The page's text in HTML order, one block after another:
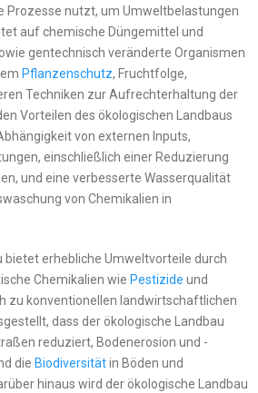
Prozesse nutzt, um Umweltbelastungen
auf chemische Düngemittel und
gentechnisch veränderte Organismen
Pflanzenschutz, Fruchtfolge,
Techniken zur Aufrechterhaltung der
Vorteilen des ökologischen Landbaus
von externen Inputs,
einschließlich einer Reduzierung
und eine verbesserte Wasserqualität
von Chemikalien in
bietet erhebliche Umweltvorteile durch
Chemikalien wie Pestizide und
zu konventionellen landwirtschaftlichen
dass der ökologische Landbau
reduziert, Bodenerosion und -
die Biodiversitätin Böden und
hinaus wird der ökologische Landbau